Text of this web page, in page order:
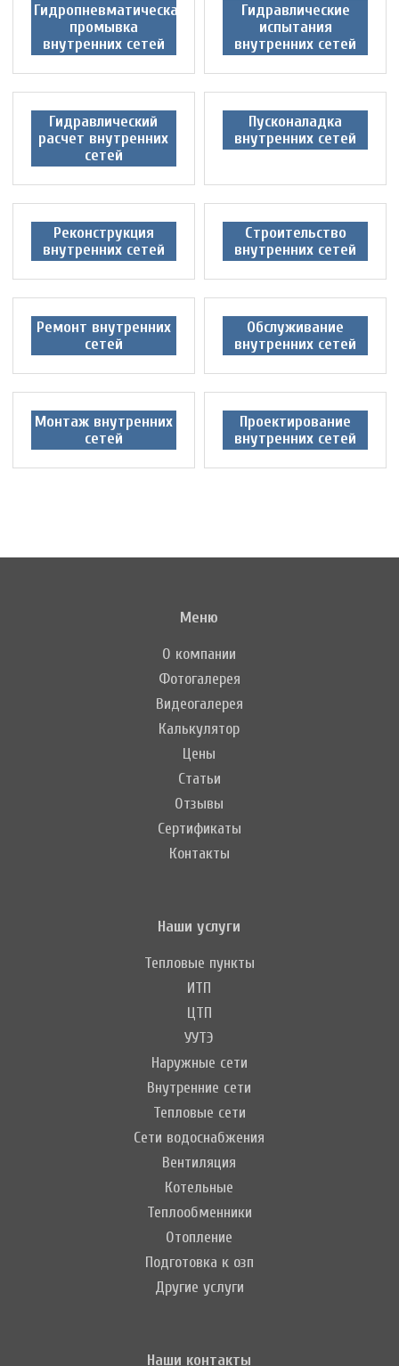
Гидропневматическая
промывка
внутренних сетей
Гидравлические
испытания
внутренних сетей
Гидравлический
расчет внутренних
сетей
Пусконаладка
внутренних сетей
Реконструкция
внутренних сетей
Строительство
внутренних сетей
Ремонт внутренних
сетей
Обслуживание
внутренних сетей
Монтаж внутренних
сетей
Проектирование
внутренних сетей
Меню
О компании
Фотогалерея
Видеогалерея
Калькулятор
Цены
Статьи
Отзывы
Сертификаты
Контакты
Наши услуги
Тепловые пункты
ИТП
ЦТП
УУТЭ
Наружные сети
Внутренние сети
Тепловые сети
Сети водоснабжения
Вентиляция
Котельные
Теплообменники
Отопление
Подготовка к озп
Другие услуги
Наши контакты